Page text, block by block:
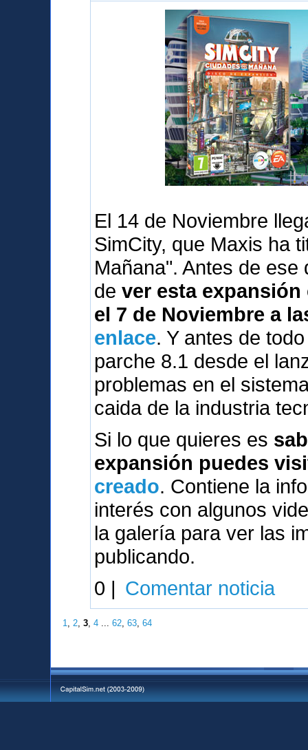
El 14 de Noviembre
SimCity, que Maxis ha
Mañana". Antes de
dever esta
el 7 de Noviembre a
enlace. Y antes de
parche 8.1 desde el
problemas en el
caida de la industria
Si lo que quieres es
expansión puedes
creado. Contiene la
interés con algunos
la galería para ver las
publicando.
0 | Comentar noticia
1,2,3,4 ...62,63,64